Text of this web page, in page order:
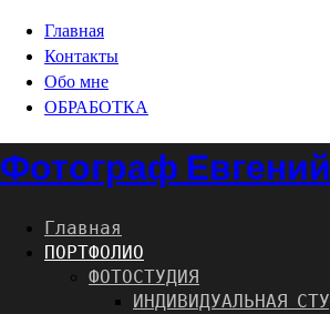
Главная
Контакты
Обо мне
ОБРАБОТКА
Фотограф
Главная
ПОРТФОЛИО
ФОТОСТУДИЯ
ИНДИВИДУАЛЬНАЯ